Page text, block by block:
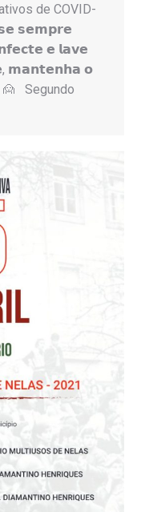
de COVID-
𝘀𝗲𝗺𝗽𝗿𝗲
𝗲 𝗹𝗮𝘃𝗲
𝗺𝗮𝗻𝘁𝗲𝗻𝗵𝗮 𝗼
Segundo